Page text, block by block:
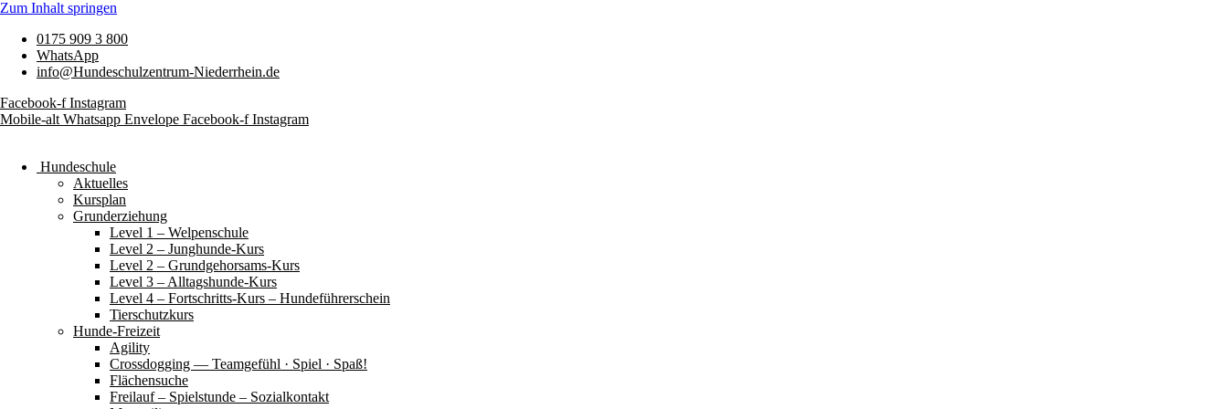
Zum Inhalt springen
0175 909 3 800
WhatsApp
info@Hundeschulzentrum-Niederrhein.de
Facebook-f Instagram
Mobile-alt Whatsapp Envelope Facebook-f Instagram
Hundeschule
Aktuelles
Kursplan
Grunderziehung
Level 1 – Welpenschule
Level 2 – Junghunde-Kurs
Level 2 – Grundgehorsams-Kurs
Level 3 – Alltagshunde-Kurs
Level 4 – Fortschritts-Kurs – Hundeführerschein
Tierschutzkurs
Hunde-Freizeit
Agility
Crossdogging — Teamgefühl · Spiel · Spaß!
Flächensuche
Freilauf – Spielstunde – Sozialkontakt